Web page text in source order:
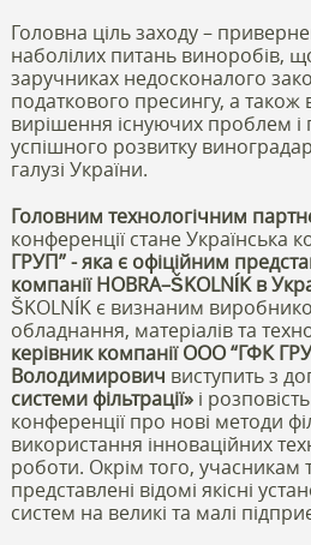
Головна ціль заходу –
наболілих питань виноробів,
заручниках недосконалого
податкового пресингу, а також
вирішення існуючих проблем і
успішного розвитку
галузі України.
Головним технологічним
конференції стане Українська
ГРУП” - яка є офіційним
компанії HOBRA–ŠKOLNÍK в
ŠKOLNÍK є визнаним
обладнання, матеріалів та
керівник компанії ООО “ГФК
Володимирович виступить з
системи фільтрації»і
конференції про нові методи
використання інноваційних
роботи. Окрім того, учасникам
представлені відомі якісні
систем на великі та малі